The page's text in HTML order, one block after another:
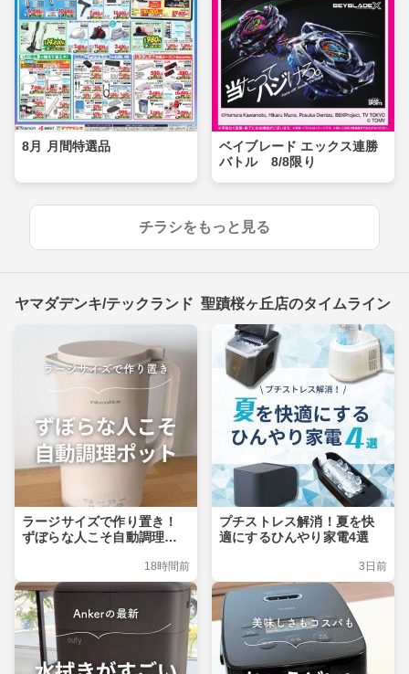
8月 月間特選品
ベイブレード エックス連勝
バトル 8/8限り
チラシをもっと見る
ヤマダデンキ/テックランド 聖蹟桜ヶ丘店のタイムライン
ラージサイズで作り置き！
ずぼらな人こそ自動調理ポ
18時間前
プチストレス解消！夏を快
適にするひんやり家電4選
3日前